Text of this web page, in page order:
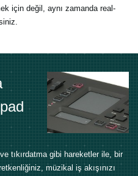
için değil, aynı zamanda real-
tıkırdatma gibi hareketler ile, bir
müzikal iş akışınızı